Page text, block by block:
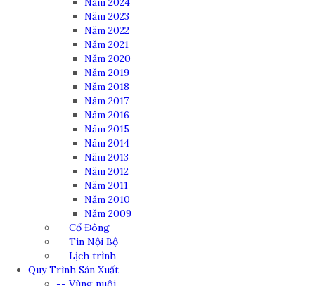
Năm 2023
Năm 2022
Năm 2021
Năm 2020
Năm 2019
Năm 2018
Năm 2017
Năm 2016
Năm 2015
Năm 2014
Năm 2013
Năm 2012
Năm 2011
Năm 2010
Năm 2009
-- Cổ Đông
-- Tin Nội Bộ
-- Lịch trình
Quy Trình Sản Xuất